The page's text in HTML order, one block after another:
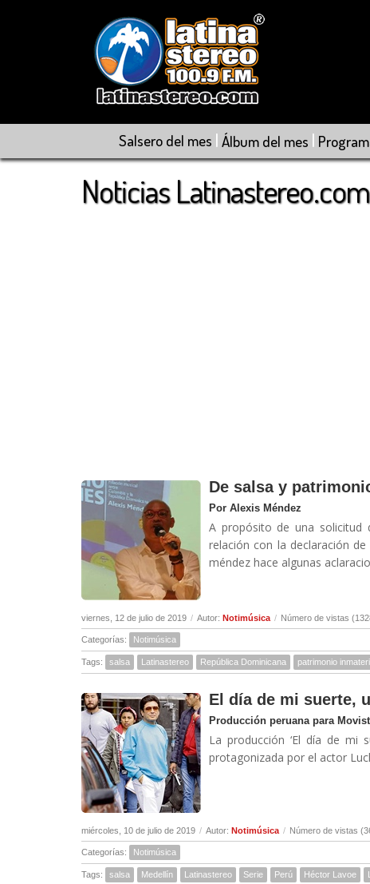
Salsero del mes | Álbum del mes |
Noticias Latinastereo.com
De salsa y
Por Alexis Méndez
A propósito de una solicitud
relación con la declaración
méndez hace algunas
viernes, 12 de julio de 2019 / Autor: Notimúsica / Número de vistas
Categorías: Notimúsica
Tags: salsa Latinastereo República Dominicana patrimonio
El día de mi suerte,
Producción peruana para
La producción ‘El día de mi
protagonizada por el actor
miércoles, 10 de julio de 2019 / Autor: Notimúsica / Número de vistas
Categorías: Notimúsica
Tags: salsa Medellín Latinastereo Serie Perú Héctor Lavoe